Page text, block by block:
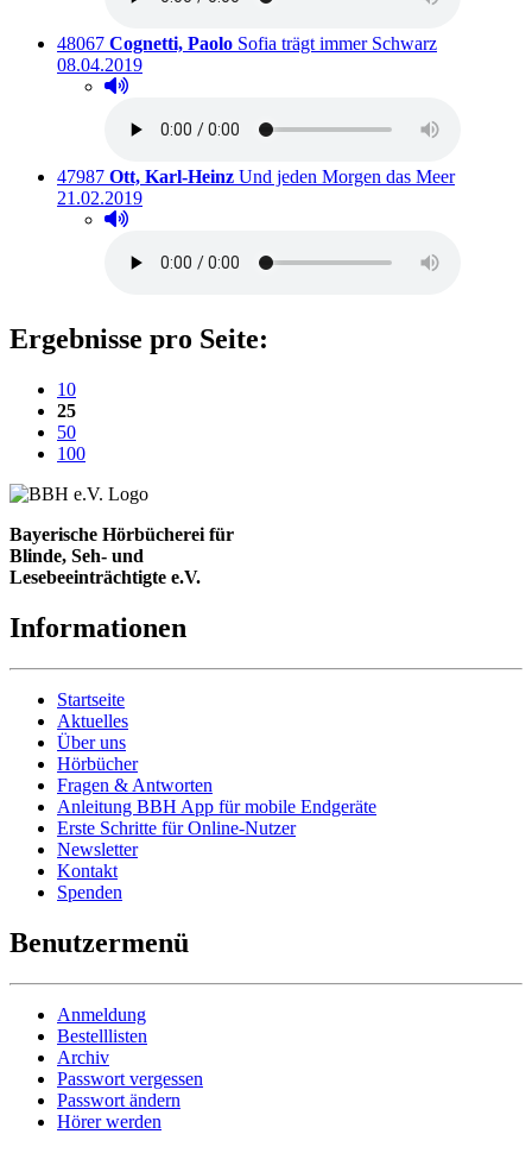
Titelnummer:
48067 von
Cognetti, Paolo: Sofia trägt immer SchwarzAusleihbar
08.04.2019
Hörprobe abspielen
Hörprobe von Sofia trägt immer Schwarz
Titelnummer:
47987 von
Ott, Karl-Heinz: Und jeden Morgen das Meer
21.02.2019
Hörprobe abspielen
Hörprobe von Und jeden Morgen das Meer
Ergebnisse pro Seite:
10
25(aktuelle Einstellung)
50
100
Bayerische Hörbücherei für
Blinde, Seh- und
Lesebeeinträchtigte e.V.
Informationen
Startseite
Aktuelles
Über uns
Hörbücher
Fragen & Antworten
Anleitung BBH App für mobile Endgeräte
Erste Schritte für Online-Nutzer
Newsletter
Kontakt
Spenden
Benutzermenü
Anmeldung
Bestelllisten
Archiv
Passwort vergessen
Passwort ändern
Hörer werden